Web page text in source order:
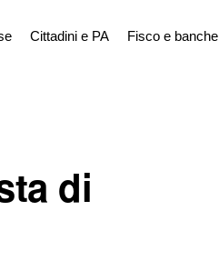
Cittadini e PA Fisco e banche
di